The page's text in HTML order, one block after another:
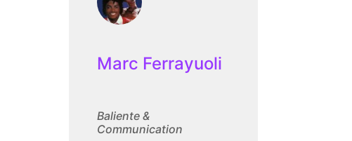
Marc Ferrayuoli
Baliente &
Communication